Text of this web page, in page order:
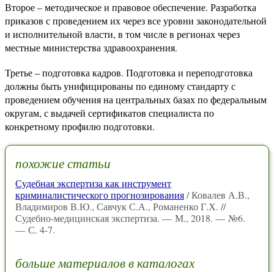
Второе – методическое и правовое обеспечение. Разработка
приказов с проведением их через все уровни законодательной
и исполнительной власти, в том числе в регионах через
местные министерства здравоохранения.
Третье – подготовка кадров. Подготовка и переподготовка
должны быть унифицированы по единому стандарту с
проведением обучения на центральных базах по федеральным
округам, с выдачей сертификатов специалиста по
конкретному профилю подготовки.
похожие статьи
Судебная экспертиза как инструмент
криминалистического прогнозирования/ Ковалев А.В.,
Владимиров В.Ю., Савчук С.А., Романенко Г.Х. //
Судебно-медицинская экспертиза. — М., 2018. — №6.
— С. 4-7.
больше материалов в каталогах